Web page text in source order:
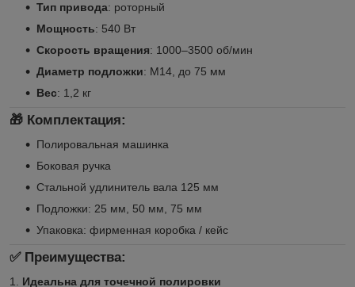
Тип привода: роторный
Мощность: 540 Вт
Скорость вращения: 1000–3500 об/мин
Диаметр подложки: M14, до 75 мм
Вес: 1,2 кг
🎁 Комплектация:
Полировальная машинка
Боковая ручка
Стальной удлинитель вала 125 мм
Подложки: 25 мм, 50 мм, 75 мм
Упаковка: фирменная коробка / кейс
✅ Преимущества:
1. Идеальна для точечной полировки